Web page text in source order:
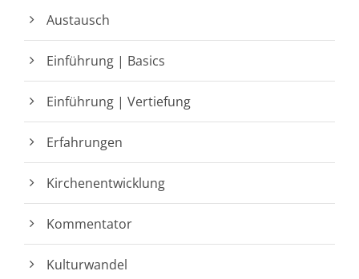
Austausch
Einführung | Basics
Einführung | Vertiefung
Erfahrungen
Kirchenentwicklung
Kommentator
Kulturwandel